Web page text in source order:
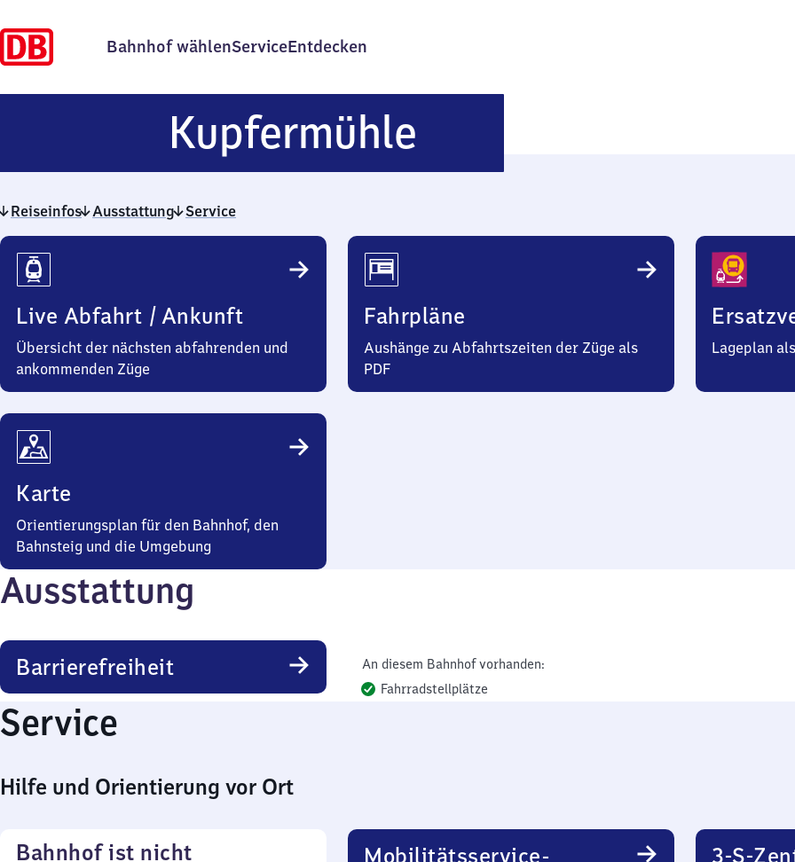
Bahnhof wählenServiceEntdecken
Kupfermühle
Reiseinfos Ausstattung Service
Reiseinfos
Live Abfahrt / Ankunft
Übersicht der nächsten abfahrenden und
ankommenden Züge
Fahrpläne
Aushänge zu Abfahrtszeiten der Züge als
PDF
Lageplan
Karte
Orientierungsplan für den Bahnhof, den
Bahnsteig und die Umgebung
Ausstattung
Barrierefreiheit
An diesem Bahnhof vorhanden:
Fahrradstellplätze
Service
Hilfe und Orientierung vor Ort
Bahnhof ist nicht
Mobilitätsservice-
3-S-